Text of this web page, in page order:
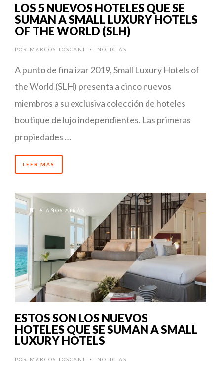
LOS 5 NUEVOS HOTELES QUE SE
SUMAN A SMALL LUXURY HOTELS
OF THE WORLD (SLH)
POR MARCOS TOSCANI • NOTICIAS
A punto de finalizar 2019, Small Luxury Hotels of
the World (SLH) presenta a cinco nuevos
miembros a su exclusiva colección de hoteles
boutique de lujo independientes. Las primeras
propiedades …
LEER MÁS
8 AÑOS ATRÁS
ESTOS SON LOS NUEVOS
HOTELES QUE SE SUMAN A SMALL
LUXURY HOTELS
POR MARCOS TOSCANI • NOTICIAS